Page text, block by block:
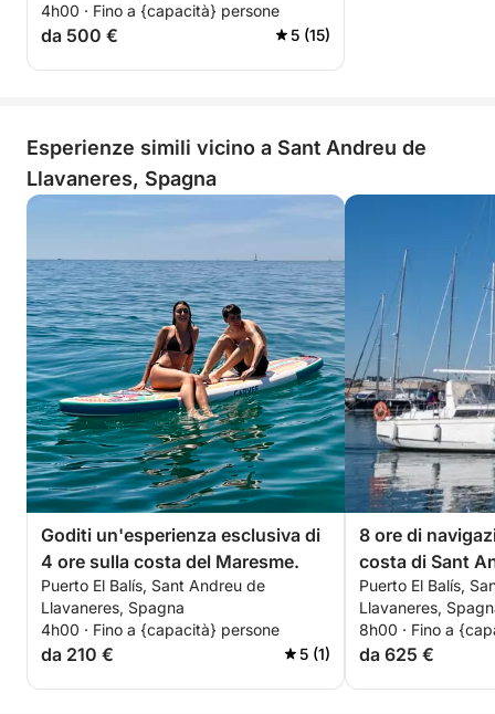
4h00 · Fino a {capacità} persone
da 500 € 5 (15)
Esperienze simili vicino a Sant Andreu de
Llavaneres, Spagna
Goditi un'esperienza esclusiva di
4 ore sulla costa del Maresme.
Puerto El Balís, Sant Andreu de
Llavaneres, Spagna
4h00 · Fino a {capacità} persone
da 210 € 5 (1)
8 ore di
costa di Sant
Llavaneres
Puerto El Balís,
Llavaneres,
8h00 · Fino a
da 625 €